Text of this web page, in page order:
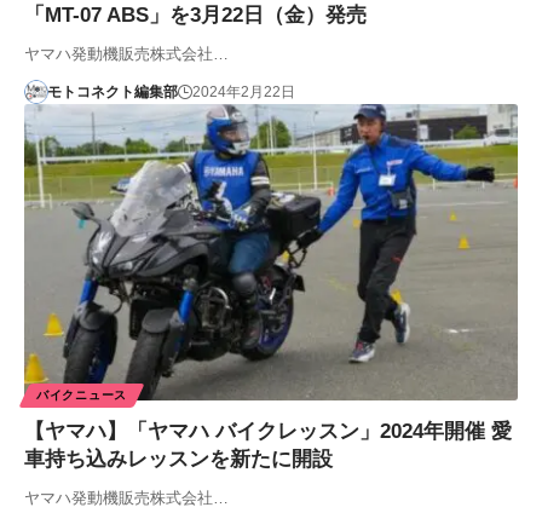
「MT-07 ABS」を3月22日（金）発売
ヤマハ発動機販売株式会社…
モトコネクト編集部 2024年2月22日
バイクニュース
【ヤマハ】「ヤマハ バイクレッスン」2024年開催 愛
車持ち込みレッスンを新たに開設
ヤマハ発動機販売株式会社…